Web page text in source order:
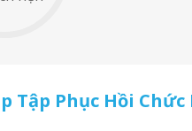
Tập Phục Hồi